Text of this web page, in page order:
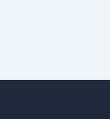
g
o